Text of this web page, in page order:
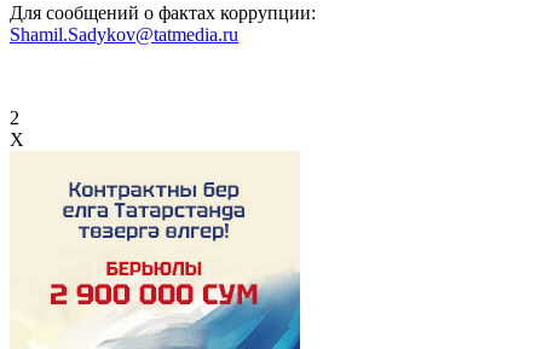
Для сообщений о фактах коррупции:
Shamil.Sadykov@tatmedia.ru
2
X